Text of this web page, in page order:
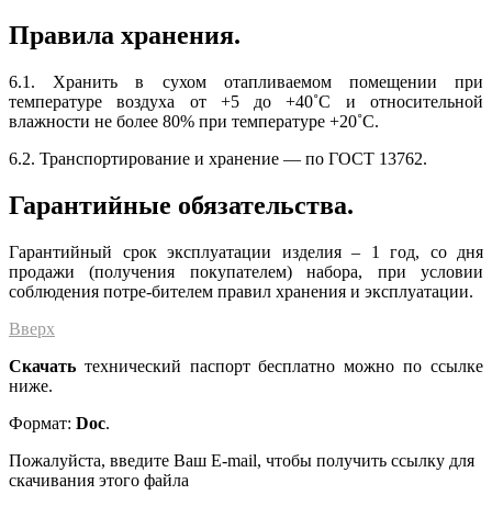
Правила хранения.
6.1. Хранить в сухом отапливаемом помещении при
температуре воздуха от +5 до +40˚С и относительной
влажности не более 80% при температуре +20˚С.
6.2. Транспортирование и хранение — по ГОСТ 13762.
Гарантийные обязательства.
Гарантийный срок эксплуатации изделия – 1 год, со дня
продажи (получения покупателем) набора, при условии
соблюдения потре-бителем правил хранения и эксплуатации.
Вверх
Скачать технический паспорт бесплатно можно по ссылке
ниже.
Формат: Doc.
Пожалуйста, введите Ваш E-mail, чтобы получить ссылку для
скачивания этого файла